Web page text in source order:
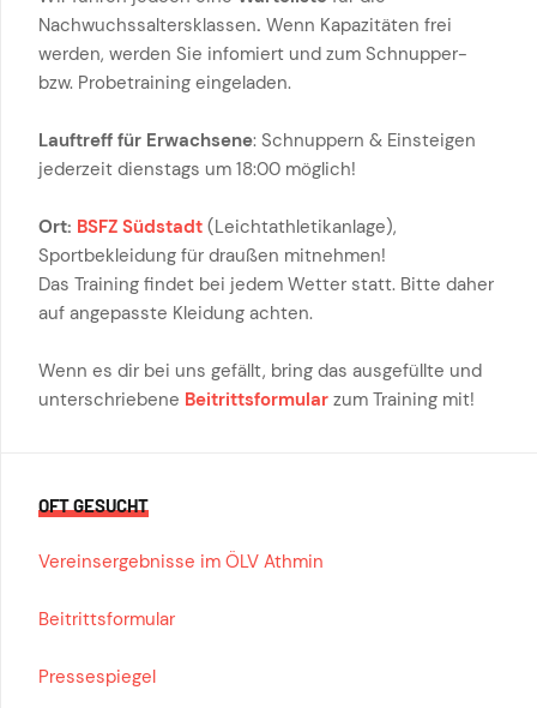
Nachwuchssaltersklassen. Wenn Kapazitäten frei
werden, werden Sie infomiert und zum Schnupper-
bzw. Probetraining eingeladen.
Lauftreff für Erwachsene: Schnuppern & Einsteigen
jederzeit dienstags um 18:00 möglich!
Ort: BSFZ Südstadt (Leichtathletikanlage),
Sportbekleidung für draußen mitnehmen!
Das Training findet bei jedem Wetter statt. Bitte daher
auf angepasste Kleidung achten.
Wenn es dir bei uns gefällt, bring das ausgefüllte und
unterschriebene Beitrittsformular zum Training mit!
OFT GESUCHT
Vereinsergebnisse im ÖLV Athmin
Beitrittsformular
Pressespiegel